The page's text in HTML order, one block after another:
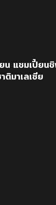
น แชมเปี้ยน
มาเลเซีย